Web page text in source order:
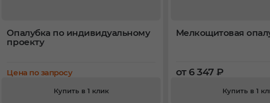
Опалубка по индивидуальному
проекту
Цена по запросу
Купить в 1 клик
Мелкощитовая
от 6 347 ₽
Купить в 1